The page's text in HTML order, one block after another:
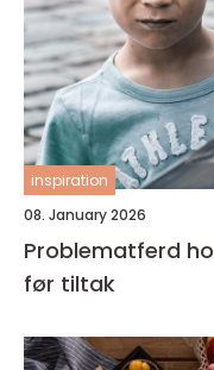
inspiration
08. January 2026
Problematferd hos
før tiltak